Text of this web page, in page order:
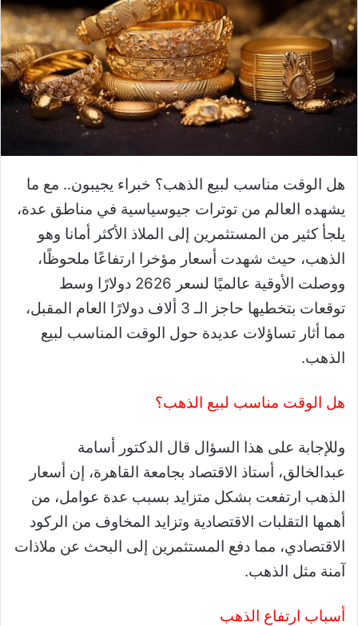
هل الوقت مناسب لبيع الذهب؟ خبراء يجيبون.. مع ما
يشهده العالم من توترات جيوسياسية في مناطق عدة،
يلجأ كثير من المستثمرين إلى الملاذ الأكثر أمانا وهو
الذهب، حيث شهدت أسعار مؤخرا ارتفاعًا ملحوظًا،
ووصلت الأوقية عالميًا لسعر 2626 دولارًا وسط
توقعات بتخطيها حاجز الـ 3 ألاف دولارًا العام المقبل،
مما أثار تساؤلات عديدة حول الوقت المناسب لبيع
الذهب.
هل الوقت مناسب لبيع الذهب؟
وللإجابة على هذا السؤال قال الدكتور أسامة
عبدالخالق، أستاذ الاقتصاد بجامعة القاهرة، إن أسعار
الذهب ارتفعت بشكل متزايد بسبب عدة عوامل، من
أهمها التقلبات الاقتصادية وتزايد المخاوف من الركود
الاقتصادي، مما دفع المستثمرين إلى البحث عن ملاذات
آمنة مثل الذهب.
أسباب ارتفاع الذهب